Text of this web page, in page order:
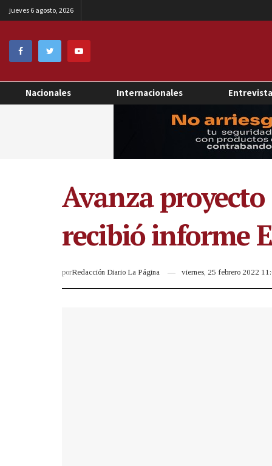
jueves 6 agosto, 2026
Nacionales Internacionales
Avanza
recibió informe
porRedacción Diario La Página viernes, 25 febrero 2022